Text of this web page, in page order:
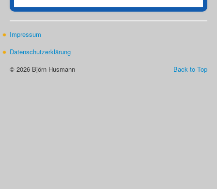
Impressum
Datenschutzerklärung
Back to Top
© 2026 Björn Husmann